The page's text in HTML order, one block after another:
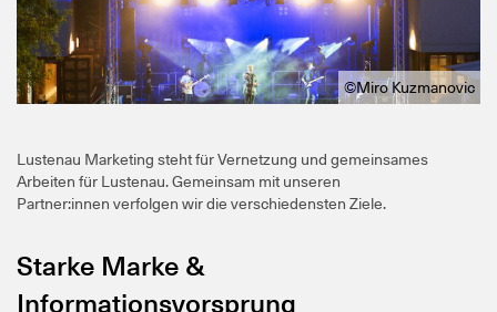
©Miro Kuzmanovic
Lustenau Marketing steht für Vernetzung und gemeinsames
Arbeiten für Lustenau. Gemeinsam mit unseren
Partner:innen verfolgen wir die verschiedensten Ziele.
Starke Marke &
Informationsvorsprung